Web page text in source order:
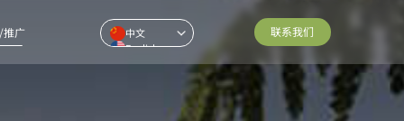
推广
中文
English
Pусский
联系我们